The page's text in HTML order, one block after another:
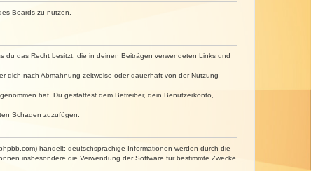
Boards zu nutzen.
du das Recht besitzt, die in deinen Beiträgen verwendeten Links und
dich nach Abmahnung zeitweise oder dauerhaft von der Nutzung
hat. Du gestattest dem Betreiber, dein Benutzerkonto,
Schaden zuzufügen.
handelt; deutschsprachige Informationen werden durch die
insbesondere die Verwendung der Software für bestimmte Zwecke